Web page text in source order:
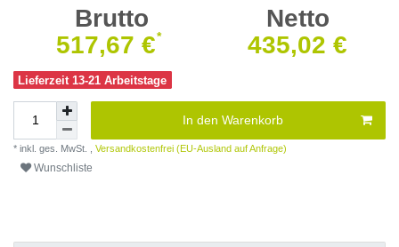
Brutto
Netto
517,67 €
* 435,02 €
Lieferzeit 13-21 Arbeitstage
In den Warenkorb
* inkl. ges. MwSt. , Versandkostenfrei (EU-Ausland auf Anfrage)
Wunschliste